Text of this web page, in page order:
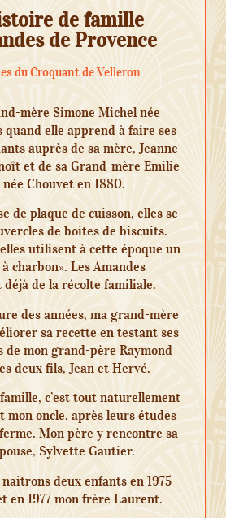
de famille
de Provence
du Croquant de Velleron
mère Simone Michel née
quand elle apprend à faire ses
auprès de sa mère, Jeanne
et de sa Grand-mère Emilie
Chouvet en 1880.
de plaque de cuisson, elles se
de boites de biscuits.
utilisent à cette époque un
charbon». Les Amandes
de la récolte familiale.
des années, ma grand-mère
sa recette en testant ses
de mon grand-père Raymond
deux fils, Jean et Hervé.
c’est tout naturellement
mon oncle, après leurs études
Mon père y rencontre sa
Sylvette Gautier.
deux enfants en 1975
en 1977 mon frère Laurent.